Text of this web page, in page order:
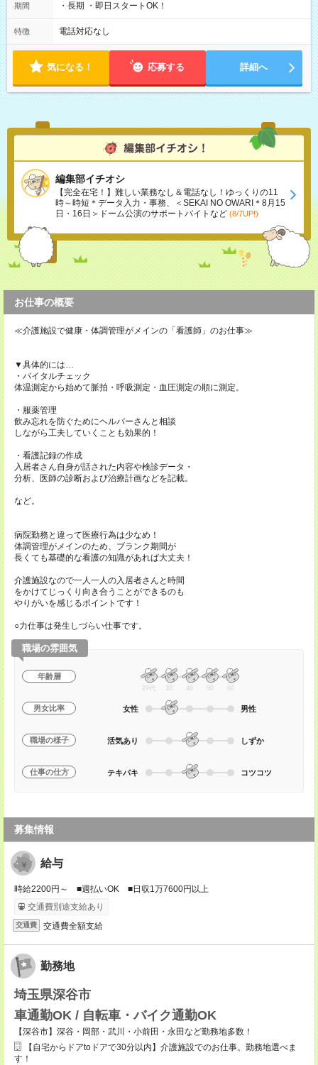
期間 ・長期 ・即日スタートOK！
特徴 電話対応なし
気になる！ 応募する 詳細へ
編集部イチオシ
【完全在宅！】難しい業務なし＆電話なし！ゆっくりの11
時～時短＊データ入力・事務、＜SEKAI NO OWARI＊8月15
日・16日＞ドーム公演のサポートバイトなど (8/7UP!)
お仕事の概要
≪介護施設で健康・体調管理がメインの「看護師」のお仕事≫
▼具体的には…
・バイタルチェック
体温測定から始めて脈拍・呼吸測定・血圧測定の順に測定。
・服薬管理
飲み忘れを防ぐためにヘルパーさんと相談
しながら工夫していくことも効果的！
・看護記録の作成
入居者さん自身が話された内容や検診データ・
分析、医師の診断および治療計画などを記載。
など。
病院勤務と違って医療行為は少なめ！
体調管理がメインのため、ブランク期間が
長くても基礎的な看護の知識があれば大丈夫！
介護施設なので一人一人の入居者さんと時間
をかけてじっくり向き合うことができるのも
やりがいを感じるポイントです！
○力仕事は発生しづらい仕事です。
職場の雰囲気
年齢層
20代 30 40 50 60
男女比率 女性 男性
職場の様子 活気あり しずか
仕事の仕方 テキパキ コツコツ
募集情報
給与
時給2200円～ ■週払いOK ■日収1万7600円以上
交通費別途支給あり
交通費 交通費全額支給
勤務地
埼玉県深谷市
車通勤OK / 自転車・バイク通勤OK
【深谷市】深谷・岡部・武川・小前田・永田など勤務地多数！
【自宅からドアtoドアで30分以内】介護施設でのお仕事。勤務地選べま
す！